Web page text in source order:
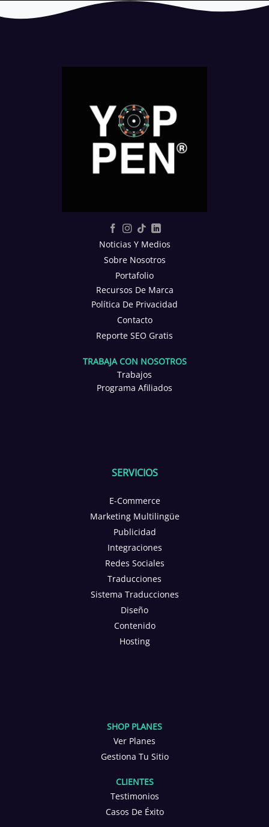
Noticias Y Medios
Sobre Nosotros
Portafolio
Recursos De Marca
Política De Privacidad
Contacto
Reporte SEO Gratis
TRABAJA CON NOSOTROS
Trabajos
Programa Afiliados
SERVICIOS
E-Commerce
Marketing Multilingüe
Publicidad
Integraciones
Redes Sociales
Traducciones
Sistema Traducciones
Diseño
Contenido
Hosting
SHOP PLANES
Ver Planes
Gestiona Tu Sitio
CLIENTES
Testimonios
Casos De Éxito